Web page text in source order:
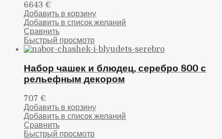
6643 €
Добавить в корзину
Добавить в список желаний
Сравнить
Быстрый просмотр
Набор чашек и блюдец, серебро 800 с
рельефным декором
707 €
Добавить в корзину
Добавить в список желаний
Сравнить
Быстрый просмотр